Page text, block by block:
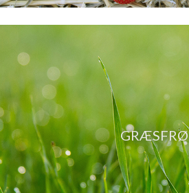
GRÆSFRØ